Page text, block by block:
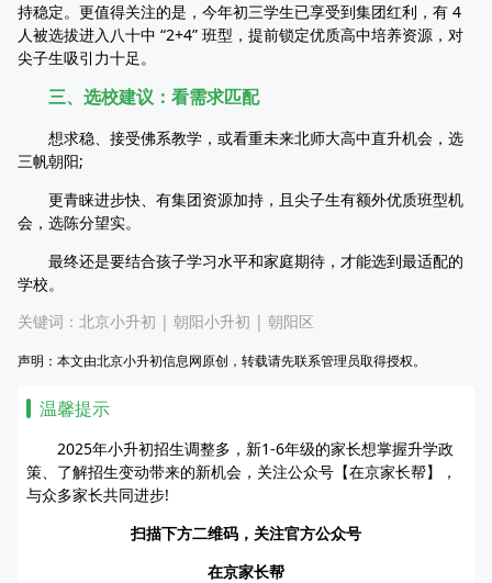
持稳定。更值得关注的是，今年初三学生已享受到集团红利，有 4
人被选拔进入八十中 “2+4” 班型，提前锁定优质高中培养资源，对
尖子生吸引力十足。
三、选校建议：看需求匹配
想求稳、接受佛系教学，或看重未来北师大高中直升机会，选
三帆朝阳;
更青睐进步快、有集团资源加持，且尖子生有额外优质班型机
会，选陈分望实。
最终还是要结合孩子学习水平和家庭期待，才能选到最适配的
学校。
关键词： 北京小升初 | 朝阳小升初 | 朝阳区
声明：本文由北京小升初信息网原创，转载请先联系管理员取得授权。
温馨提示
2025年小升初招生调整多，新1-6年级的家长想掌握升学政
策、了解招生变动带来的新机会，关注公众号【在京家长帮】，
与众多家长共同进步!
扫描下方二维码，关注官方公众号
在京家长帮